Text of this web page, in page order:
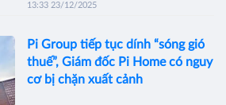
13:33 23/12/2025
Pi Group tiếp tục dính “sóng gió
thuế”, Giám đốc Pi Home có nguy
cơ bị chặn xuất cảnh